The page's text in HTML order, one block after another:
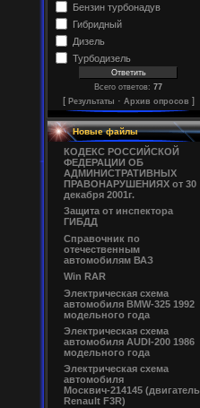
Бензин турбонадув
Гибридный
Дизель
Турбодизель
Всего ответов: 77
[ Результаты · Архив опросов ]
Новые файлы
КОДЕКС РОССИЙСКОЙ
ФЕДЕРАЦИИ ОБ
АДМИНИСТРАТИВНЫХ
ПРАВОНАРУШЕНИЯХ от 30
декабря 2001г.
Защита от инспектора
ГИБДД
Справочник по
отечественным
автомобилям ВАЗ
Win RAR
Электрическая схема
автомобиля BMW-325 1992
модельного года
Электрическая схема
автомобиля AUDI-200 1986
модельного года
Электрическая схема
автомобиля
Москвич-214145 (двигатель
Renault F3R)